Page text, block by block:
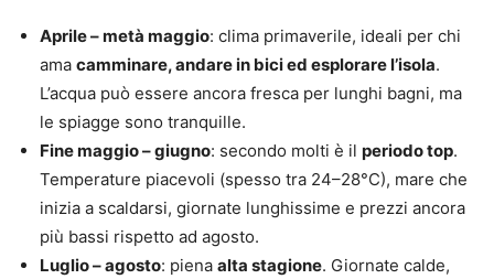
Aprile – metà maggio: clima primaverile, ideali per chi
ama camminare, andare in bici ed esplorare l’isola.
L’acqua può essere ancora fresca per lunghi bagni, ma
le spiagge sono tranquille.
Fine maggio – giugno: secondo molti è il periodo top.
Temperature piacevoli (spesso tra 24–28°C), mare che
inizia a scaldarsi, giornate lunghissime e prezzi ancora
più bassi rispetto ad agosto.
Luglio – agosto: piena alta stagione. Giornate calde,